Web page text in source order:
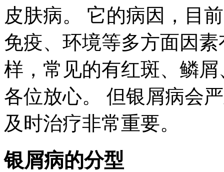
皮肤病。 它的病因，目
免疫、环境等多方面因
样，常见的有红斑、鳞
各位放心。 但银屑病会
及时治疗非常重要。
银屑病的分型